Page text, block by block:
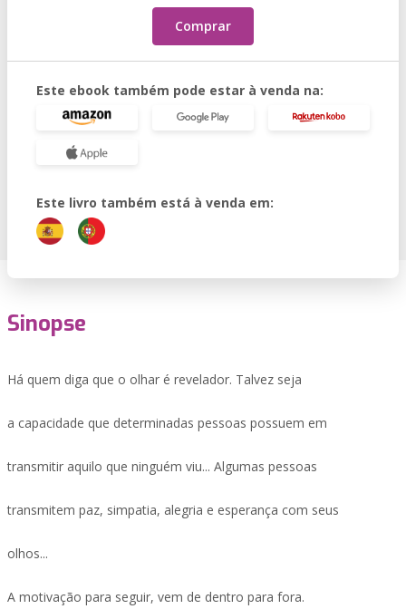
Comprar
Este ebook também pode estar à venda na:
Este livro também está à venda em:
Sinopse
Há quem diga que o olhar é revelador. Talvez seja
a capacidade que determinadas pessoas possuem em
transmitir aquilo que ninguém viu... Algumas pessoas
transmitem paz, simpatia, alegria e esperança com seus
olhos...
A motivação para seguir, vem de dentro para fora.